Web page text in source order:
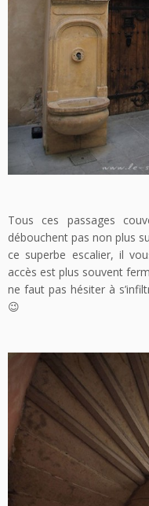
Tous ces passages
débouchent pas non plus
ce superbe escalier, il
accès est plus souvent
ne faut pas hésiter à
😉